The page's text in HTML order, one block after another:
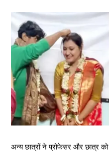
अन्य छात्रों ने प्रोफेसर और छात्र